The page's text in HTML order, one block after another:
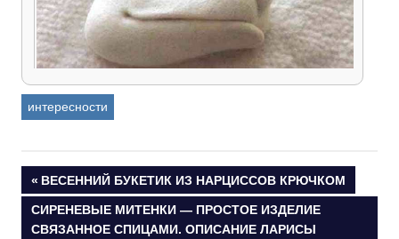
интересности
Навигация
по
ПРЕДЫДУЩАЯ
ЗАПИСЬ:
ВЕСЕННИЙ БУКЕТИК ИЗ НАРЦИССОВ КРЮЧКОМ
СЛЕДУЮЩАЯ
ЗАПИСЬ:
СИРЕНЕВЫЕ МИТЕНКИ — ПРОСТОЕ ИЗДЕЛИЕ
СВЯЗАННОЕ СПИЦАМИ. ОПИСАНИЕ ЛАРИСЫ